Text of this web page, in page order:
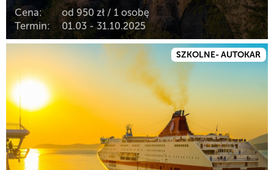
Cena:
od 950 zł / 1 osobę
Termin:
01.03 - 31.10.2025
SZKOLNE- AUTOKAR